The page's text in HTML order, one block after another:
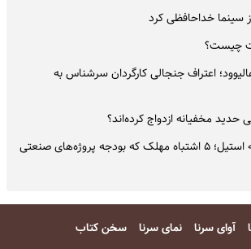
سینما خداحافظی کرد
چیست؟
اعتراف جنجالی کارگردان سرشناس به
مخفیانه ازدواج کرده‌اند؟
پشت‌پرده بازار لوله استیل؛ ۵ اشتباه مهلک که بودجه پروژه‌های صنعتی
آوای سرنا نمای سرنا سخن کتاب